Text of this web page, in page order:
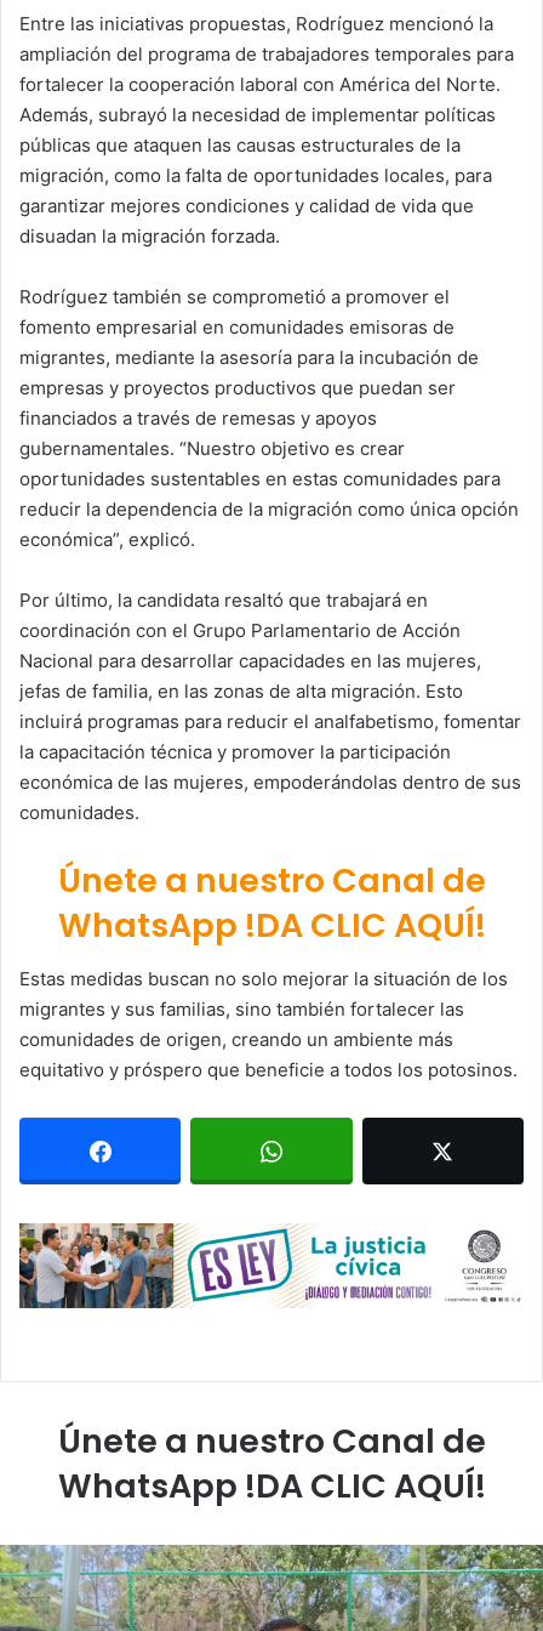
Entre las iniciativas propuestas, Rodríguez mencionó la
ampliación del programa de trabajadores temporales para
fortalecer la cooperación laboral con América del Norte.
Además, subrayó la necesidad de implementar políticas
públicas que ataquen las causas estructurales de la
migración, como la falta de oportunidades locales, para
garantizar mejores condiciones y calidad de vida que
disuadan la migración forzada.
Rodríguez también se comprometió a promover el
fomento empresarial en comunidades emisoras de
migrantes, mediante la asesoría para la incubación de
empresas y proyectos productivos que puedan ser
financiados a través de remesas y apoyos
gubernamentales. “Nuestro objetivo es crear
oportunidades sustentables en estas comunidades para
reducir la dependencia de la migración como única opción
económica”, explicó.
Por último, la candidata resaltó que trabajará en
coordinación con el Grupo Parlamentario de Acción
Nacional para desarrollar capacidades en las mujeres,
jefas de familia, en las zonas de alta migración. Esto
incluirá programas para reducir el analfabetismo, fomentar
la capacitación técnica y promover la participación
económica de las mujeres, empoderándolas dentro de sus
comunidades.
Únete a nuestro Canal de
WhatsApp !DA CLIC AQUÍ!
Estas medidas buscan no solo mejorar la situación de los
migrantes y sus familias, sino también fortalecer las
comunidades de origen, creando un ambiente más
equitativo y próspero que beneficie a todos los potosinos.
Únete a nuestro Canal de
WhatsApp !DA CLIC AQUÍ!